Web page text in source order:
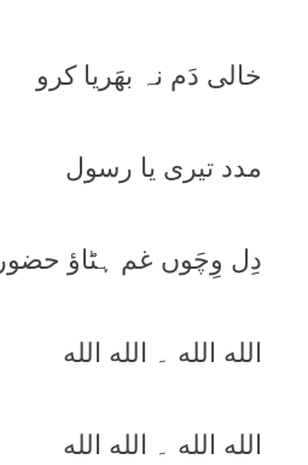
خالی دَم نہ بھَريا کرو
مدد تيری يا رسول
دِل وِچَوں غم ہٹاؤ حضور
الله الله ۔ الله الله
الله الله ۔ الله الله